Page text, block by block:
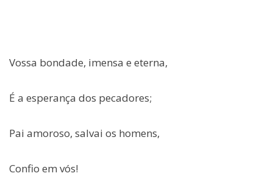
Vossa bondade, imensa e eterna,
É a esperança dos pecadores;
Pai amoroso, salvai os homens,
Confio em vós!